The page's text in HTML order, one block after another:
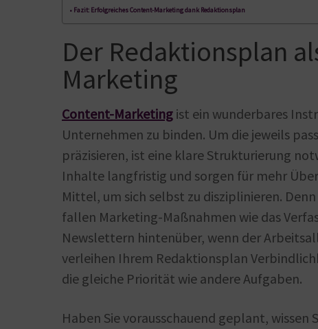
Fazit: Erfolgreiches Content-Marketing dank Redaktionsplan
Der Redaktionsplan
Marketing
Content-Marketing ist ein wunderbares
Unternehmen zu binden. Um die jeweils
präzisieren, ist eine klare Strukturierung
Inhalte langfristig und sorgen für mehr
Mittel, um sich selbst zu disziplinieren.
fallen Marketing-Maßnahmen wie das
Newslettern hintenüber, wenn der
verleihen Ihrem Redaktionsplan
die gleiche Priorität wie andere Aufgaben.
Haben Sie vorausschauend geplant, wissen